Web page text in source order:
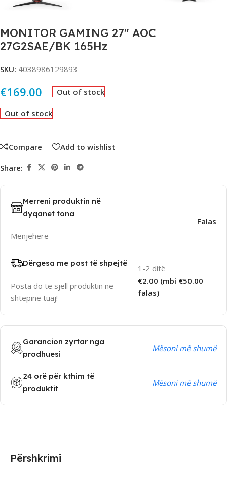
MONITOR GAMING 27″ AOC
27G2SAE/BK 165Hz
SKU: 4038986129893
€169.00 Out of stock
Out of stock
Compare Add to wishlist
Share:
Merreni produktin në
dyqanet tona
Menjëherë
Falas
Dërgesa me post të shpejtë
Posta do të sjell produktin në
shtëpinë tuaj!
1-2 ditë
€2.00 (mbi €50.00
falas)
Garancion zyrtar nga
prodhuesi
Mësoni më shumë
24 orë për kthim të
produktit
Mësoni më shumë
Përshkrimi